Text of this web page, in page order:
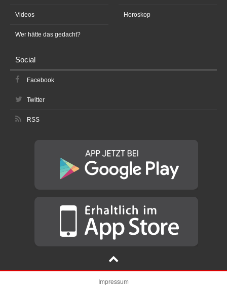
Videos
Wer hätte das gedacht?
Horoskop
Social
Facebook
Twitter
RSS
Impressum